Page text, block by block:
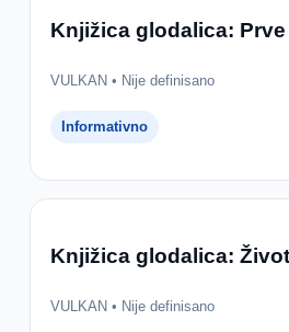
Knjižica glodalica:
VULKAN • Nije definisano
Informativno
Knjižica glodalica:
VULKAN • Nije definisano